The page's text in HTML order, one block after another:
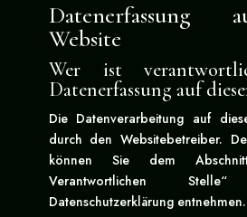
Datenerfassung
Website
Wer ist
Datenerfassung auf
Die Datenverarbeitung auf
durch den Websitebetreiber.
können Sie dem
Verantwortlichen
Datenschutzerklärung entnehmen.